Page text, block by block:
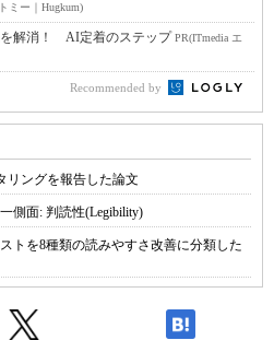
ミー｜Hugkum)
を解消！ AI定着のステップPR(ITmedia エ
Recommended by
リングを報告した論文
側面: 判読性(Legibility)
トを8種類の読みやすさ改善に分類した